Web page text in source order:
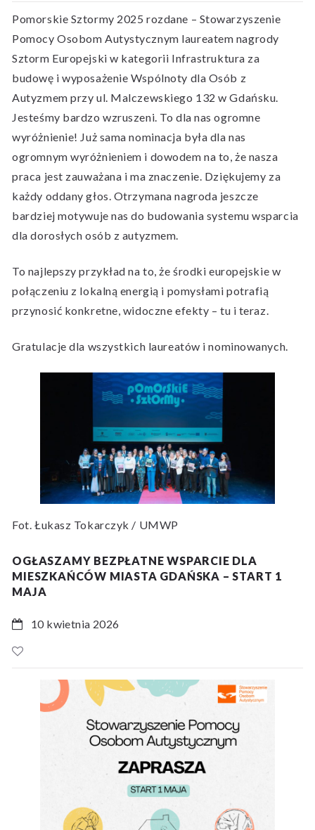
Pomorskie Sztormy 2025 rozdane – Stowarzyszenie
Pomocy Osobom Autystycznym laureatem nagrody
Sztorm Europejski w kategorii Infrastruktura za
budowę i wyposażenie Wspólnoty dla Osób z
Autyzmem przy ul. Malczewskiego 132 w Gdańsku.
Jesteśmy bardzo wzruszeni. To dla nas ogromne
wyróżnienie! Już sama nominacja była dla nas
ogromnym wyróżnieniem i dowodem na to, że nasza
praca jest zauważana i ma znaczenie. Dziękujemy za
każdy oddany głos. Otrzymana nagroda jeszcze
bardziej motywuje nas do budowania systemu wsparcia
dla dorosłych osób z autyzmem.
To najlepszy przykład na to, że środki europejskie w
połączeniu z lokalną energią i pomysłami potrafią
przynosić konkretne, widoczne efekty – tu i teraz.
Gratulacje dla wszystkich laureatów i nominowanych.
Fot. Łukasz Tokarczyk / UMWP
OGŁASZAMY BEZPŁATNE WSPARCIE DLA
MIESZKAŃCÓW MIASTA GDAŃSKA – START 1
MAJA
10 kwietnia 2026